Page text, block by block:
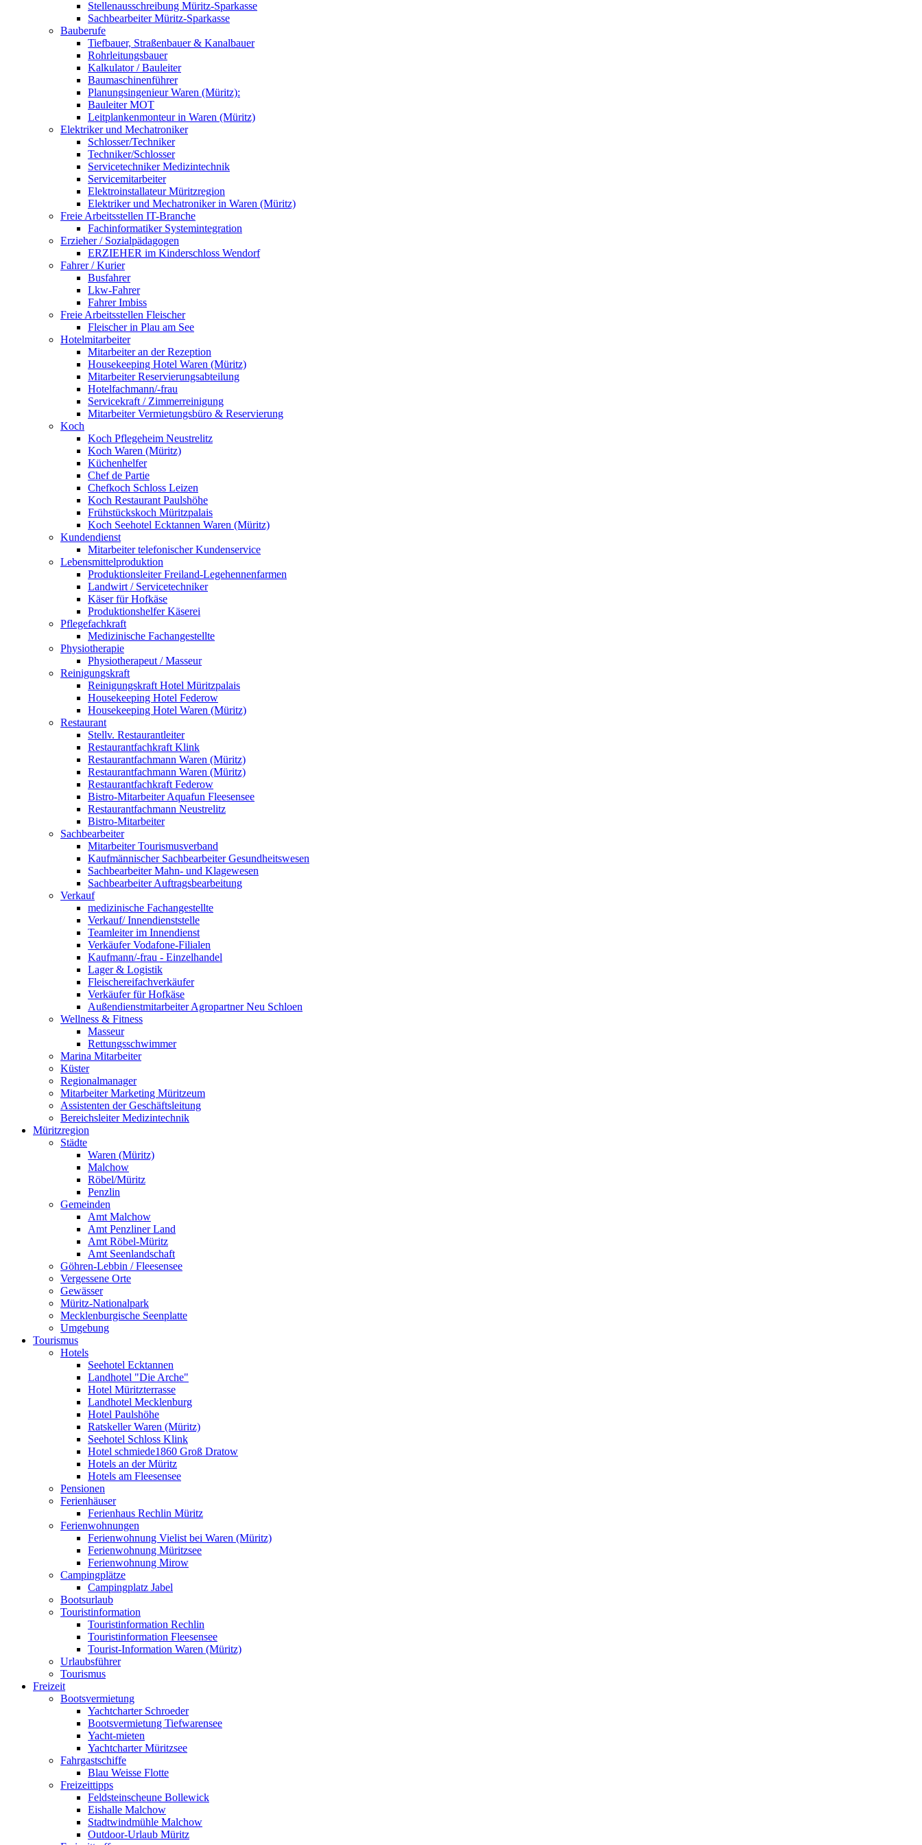
Stellenausschreibung Müritz-Sparkasse
Sachbearbeiter Müritz-Sparkasse
Bauberufe
Tiefbauer, Straßenbauer & Kanalbauer
Rohrleitungsbauer
Kalkulator / Bauleiter
Baumaschinenführer
Planungsingenieur Waren (Müritz):
Bauleiter MOT
Leitplankenmonteur in Waren (Müritz)
Elektriker und Mechatroniker
Schlosser/Techniker
Techniker/Schlosser
Servicetechniker Medizintechnik
Servicemitarbeiter
Elektroinstallateur Müritzregion
Elektriker und Mechatroniker in Waren (Müritz)
Freie Arbeitsstellen IT-Branche
Fachinformatiker Systemintegration
Erzieher / Sozialpädagogen
ERZIEHER im Kinderschloss Wendorf
Fahrer / Kurier
Busfahrer
Lkw-Fahrer
Fahrer Imbiss
Freie Arbeitsstellen Fleischer
Fleischer in Plau am See
Hotelmitarbeiter
Mitarbeiter an der Rezeption
Housekeeping Hotel Waren (Müritz)
Mitarbeiter Reservierungsabteilung
Hotelfachmann/-frau
Servicekraft / Zimmerreinigung
Mitarbeiter Vermietungsbüro & Reservierung
Koch
Koch Pflegeheim Neustrelitz
Koch Waren (Müritz)
Küchenhelfer
Chef de Partie
Chefkoch Schloss Leizen
Koch Restaurant Paulshöhe
Frühstückskoch Müritzpalais
Koch Seehotel Ecktannen Waren (Müritz)
Kundendienst
Mitarbeiter telefonischer Kundenservice
Lebensmittelproduktion
Produktionsleiter Freiland-Legehennenfarmen
Landwirt / Servicetechniker
Käser für Hofkäse
Produktionshelfer Käserei
Pflegefachkraft
Medizinische Fachangestellte
Physiotherapie
Physiotherapeut / Masseur
Reinigungskraft
Reinigungskraft Hotel Müritzpalais
Housekeeping Hotel Federow
Housekeeping Hotel Waren (Müritz)
Restaurant
Stellv. Restaurantleiter
Restaurantfachkraft Klink
Restaurantfachmann Waren (Müritz)
Restaurantfachmann Waren (Müritz)
Restaurantfachkraft Federow
Bistro-Mitarbeiter Aquafun Fleesensee
Restaurantfachmann Neustrelitz
Bistro-Mitarbeiter
Sachbearbeiter
Mitarbeiter Tourismusverband
Kaufmännischer Sachbearbeiter Gesundheitswesen
Sachbearbeiter Mahn- und Klagewesen
Sachbearbeiter Auftragsbearbeitung
Verkauf
medizinische Fachangestellte
Verkauf/ Innendienststelle
Teamleiter im Innendienst
Verkäufer Vodafone-Filialen
Kaufmann/-frau - Einzelhandel
Lager & Logistik
Fleischereifachverkäufer
Verkäufer für Hofkäse
Außendienstmitarbeiter Agropartner Neu Schloen
Wellness & Fitness
Masseur
Rettungsschwimmer
Marina Mitarbeiter
Küster
Regionalmanager
Mitarbeiter Marketing Müritzeum
Assistenten der Geschäftsleitung
Bereichsleiter Medizintechnik
Müritzregion
Städte
Waren (Müritz)
Malchow
Röbel/Müritz
Penzlin
Gemeinden
Amt Malchow
Amt Penzliner Land
Amt Röbel-Müritz
Amt Seenlandschaft
Göhren-Lebbin / Fleesensee
Vergessene Orte
Gewässer
Müritz-Nationalpark
Mecklenburgische Seenplatte
Umgebung
Tourismus
Hotels
Seehotel Ecktannen
Landhotel "Die Arche"
Hotel Müritzterrasse
Landhotel Mecklenburg
Hotel Paulshöhe
Ratskeller Waren (Müritz)
Seehotel Schloss Klink
Hotel schmiede1860 Groß Dratow
Hotels an der Müritz
Hotels am Fleesensee
Pensionen
Ferienhäuser
Ferienhaus Rechlin Müritz
Ferienwohnungen
Ferienwohnung Vielist bei Waren (Müritz)
Ferienwohnung Müritzsee
Ferienwohnung Mirow
Campingplätze
Campingplatz Jabel
Bootsurlaub
Touristinformation
Touristinformation Rechlin
Touristinformation Fleesensee
Tourist-Information Waren (Müritz)
Urlaubsführer
Tourismus
Freizeit
Bootsvermietung
Yachtcharter Schroeder
Bootsvermietung Tiefwarensee
Yacht-mieten
Yachtcharter Müritzsee
Fahrgastschiffe
Blau Weisse Flotte
Freizeittipps
Feldsteinscheune Bollewick
Eishalle Malchow
Stadtwindmühle Malchow
Outdoor-Urlaub Müritz